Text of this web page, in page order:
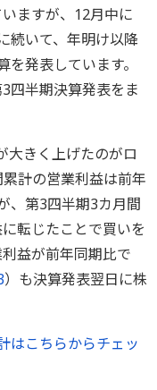
ますが、12月中に
続いて、年明け以降
発表しています。
四半期決算発表をま
大きく上げたのがロ
計の営業利益は前年
、第3四半期3カ月間
転じたことで買いを
益が前年同期比で
）も決算発表翌日に株
はこちらからチェッ